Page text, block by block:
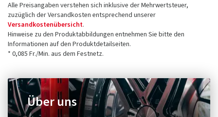
Alle Preisangaben verstehen sich inklusive der Mehrwertsteuer,
zuzüglich der Versandkosten entsprechend unserer
Versandkostenübersicht.
Hinweise zu den Produktabbildungen entnehmen Sie bitte den
Informationen auf den Produktdetailseiten.
* 0,085 Fr./Min. aus dem Festnetz.
Über uns